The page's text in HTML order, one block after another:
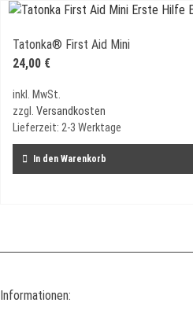
Tatonka® First Aid Mini
24,00 €
inkl. MwSt.
zzgl. Versandkosten
Lieferzeit: 2-3 Werktage
In den Warenkorb
Informationen: